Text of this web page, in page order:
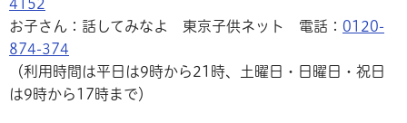
4152
お子さん：話してみなよ 東京子供ネット 電話： 0120-
874-374
（利用時間は平日は9時から21時、土曜日・日曜日・祝日
は9時から17時まで）